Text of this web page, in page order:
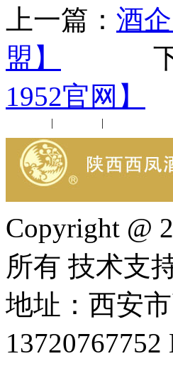
上一篇： 酒
盟】
下一
1952官网】
| |
Copyright @
所有 技术支
地址：西安